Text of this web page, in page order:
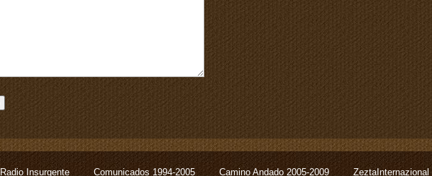
Radio Insurgente Comunicados 1994-2005 Camino Andado 2005-2009 ZeztaInternazional